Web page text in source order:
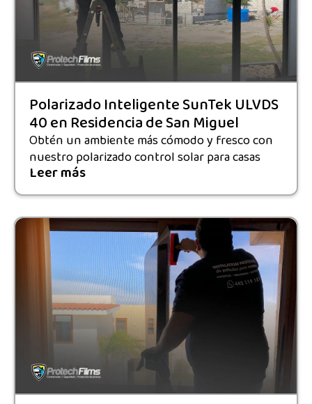
Polarizado Inteligente SunTek ULVDS
40 en Residencia de San Miguel
Obtén un ambiente más cómodo y fresco con
nuestro polarizado control solar para casas
Leer más